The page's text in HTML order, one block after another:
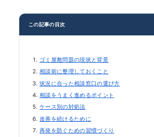
この記事の目次
ゴミ屋敷問題の現状と背景
相談前に整理しておくこと
状況に合った相談窓口の選び方
相談をうまく進めるポイント
ケース別の対処法
改善を続けるために
再発を防ぐための習慣づくり